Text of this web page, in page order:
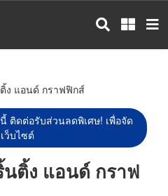
ง แอนด์ กราฟฟิกส์
ติดต่อรับส่วนลดพิเศษ! เพื่อจัด
ว็บไซต์
ติ้ง แอนด์ กราฟ